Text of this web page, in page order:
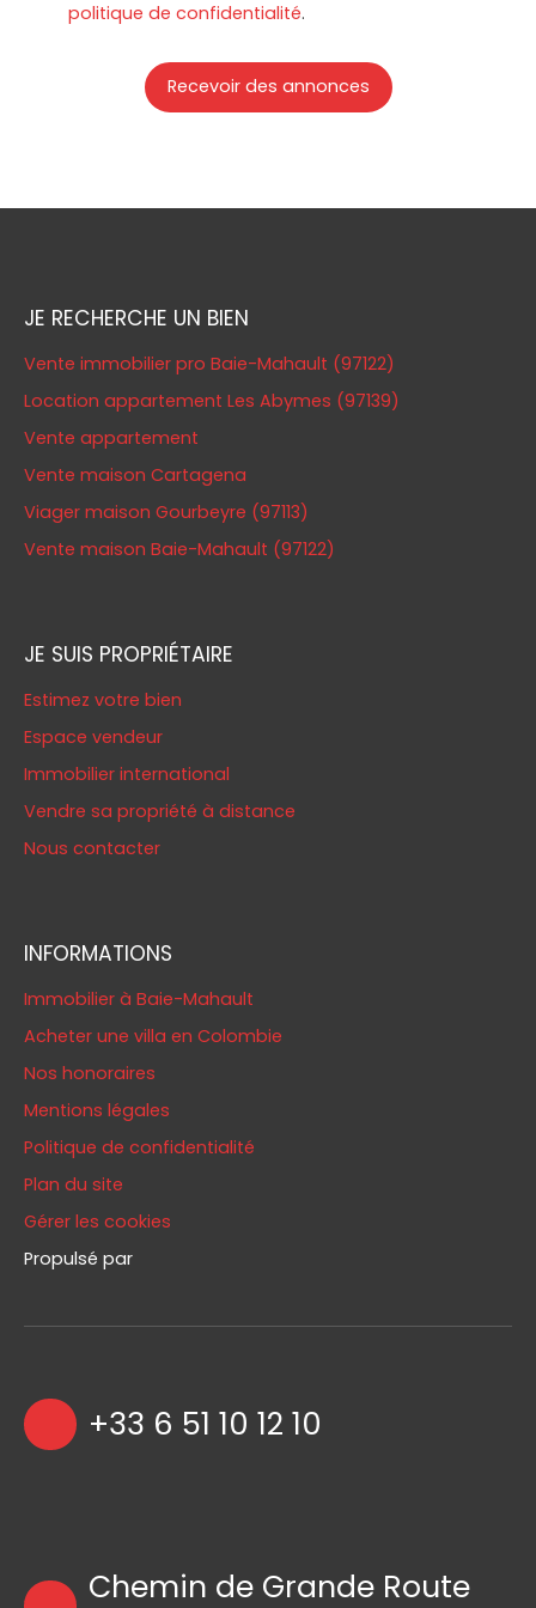
politique de confidentialité.
Recevoir des annonces
JE RECHERCHE UN BIEN
Vente immobilier pro Baie-Mahault (97122)
Location appartement Les Abymes (97139)
Vente appartement
Vente maison Cartagena
Viager maison Gourbeyre (97113)
Vente maison Baie-Mahault (97122)
JE SUIS PROPRIÉTAIRE
Estimez votre bien
Espace vendeur
Immobilier international
Vendre sa propriété à distance
Nous contacter
INFORMATIONS
Immobilier à Baie-Mahault
Acheter une villa en Colombie
Nos honoraires
Mentions légales
Politique de confidentialité
Plan du site
Gérer les cookies
Propulsé par
+33 6 51 10 12 10
Chemin de Grande Route